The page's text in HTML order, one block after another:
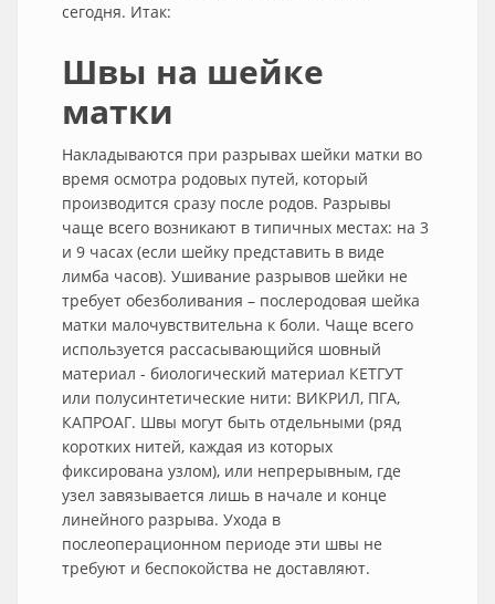
сегодня. Итак:
Швы на шейке
матки
Накладываются при разрывах шейки матки во
время осмотра родовых путей, который
производится сразу после родов. Разрывы
чаще всего возникают в типичных местах: на 3
и 9 часах (если шейку представить в виде
лимба часов). Ушивание разрывов шейки не
требует обезболивания – послеродовая шейка
матки малочувствительна к боли. Чаще всего
используется рассасывающийся шовный
материал - биологический материал КЕТГУТ
или полусинтетические нити: ВИКРИЛ, ПГА,
КАПРОАГ. Швы могут быть отдельными (ряд
коротких нитей, каждая из которых
фиксирована узлом), или непрерывным, где
узел завязывается лишь в начале и конце
линейного разрыва. Ухода в
послеоперационном периоде эти швы не
требуют и беспокойства не доставляют.